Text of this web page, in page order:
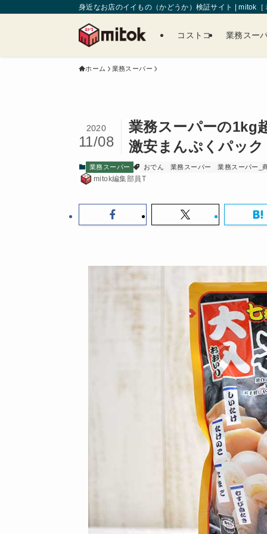
身近なお店のイイもの（かどうか）検証サイト | mitok［
コストコ 業務スー
ホーム 業務スーパー
業務スーパーの1kg
激安まんぷくパック
2020
11/08
業務スーパー おでん 業務スーパー 業務スーパー_
mitok編集部員T